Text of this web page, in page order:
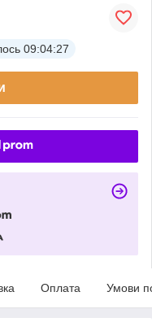
09:04:26
Оплата Умови